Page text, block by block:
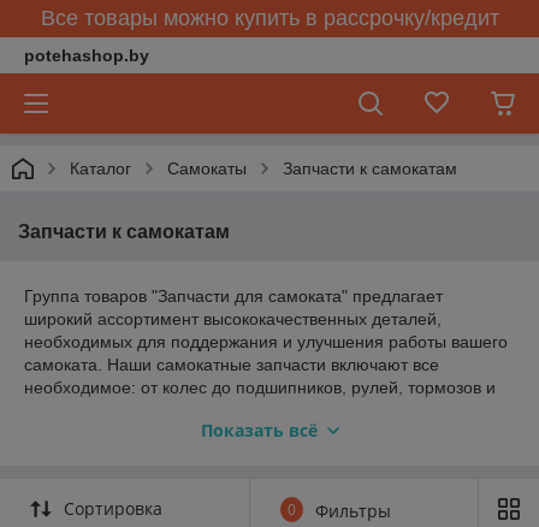
Все товары можно купить в рассрочку/кредит
potehashop.by
Каталог Самокаты Запчасти к самокатам
Запчасти к самокатам
Группа товаров "Запчасти для самоката" предлагает
широкий ассортимент высококачественных деталей,
необходимых для поддержания и улучшения работы вашего
самоката. Наши самокатные запчасти включают все
необходимое: от колес до подшипников, рулей, тормозов и
накладки, гайки и болты, фонари и грипсы для
строгим стандартам качества, чтобы обеспечить
Показать всё
Сортировка 0 Фильтры